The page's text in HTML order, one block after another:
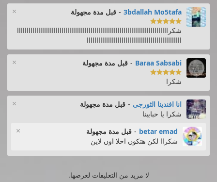
× 3bdallah Mo5tafa
- قبل مدة مجهولة

شكراااااااااااااااااااااااااااااااااااااااااااااااااااااااااااااااااااااااااااااا
ااااااااااااااااااااااااااااااااااااااااااااااااا
× Baraa Sabsabi
- قبل مدة مجهولة

شكرا
× انا افندينا الثورجى - قبل مدة مجهولة
شكرا يا حبايبنا
× betar emad
- قبل مدة مجهولة
شكراا لكن هتكون احلا اون لاين
لا مزيد من التعليقات لعرضها.